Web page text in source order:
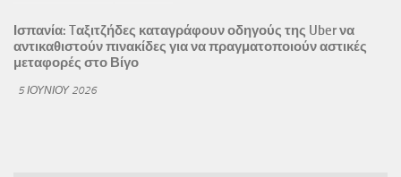
Ισπανία: Tαξιτζήδες καταγράφουν οδηγούς της Uber να
αντικαθιστούν πινακίδες για να πραγματοποιούν αστικές
μεταφορές στο Βίγο
5 ΙΟΥΝΊΟΥ 2026